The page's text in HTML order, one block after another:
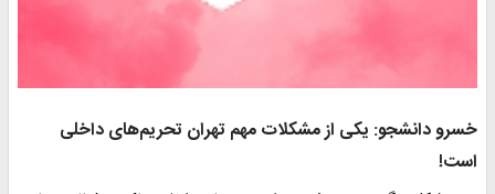
دانشجو: یکی از مشکلات مهم تهران تحریم‌های داخلی